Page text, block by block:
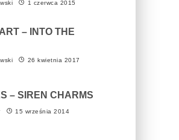
1 czerwca 2015
– INTO THE
26 kwietnia 2017
– SIREN CHARMS
15 września 2014